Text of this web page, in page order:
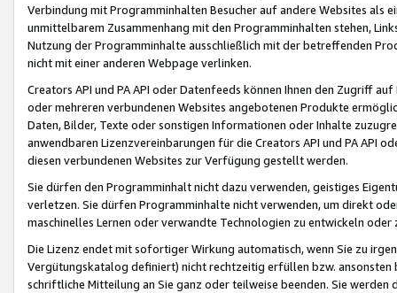
Verbindung mit Programminhalten Besucher auf andere Websites als
unmittelbarem Zusammenhang mit den Programminhalten stehen,
Nutzung der Programminhalte ausschließlich mit der betreffenden
nicht mit einer anderen Webpage verlinken.
Creators API und PA API oder Datenfeeds können Ihnen den Zugriff
oder mehreren verbundenen Websites angebotenen Produkte
Daten, Bilder, Texte oder sonstigen Informationen oder Inhalte
anwendbaren Lizenzvereinbarungen für die Creators API und PA API
diesen verbundenen Websites zur Verfügung gestellt werden.
Sie dürfen den Programminhalt nicht dazu verwenden, geistiges
verletzen. Sie dürfen Programminhalte nicht verwenden, um direkt
maschinelles Lernen oder verwandte Technologien zu entwickeln
Die Lizenz endet mit sofortiger Wirkung automatisch, wenn Sie zu
Vergütungskatalog definiert) nicht rechtzeitig erfüllen bzw. ansonsten
schriftliche Mitteilung an Sie ganz oder teilweise beenden. Sie werden